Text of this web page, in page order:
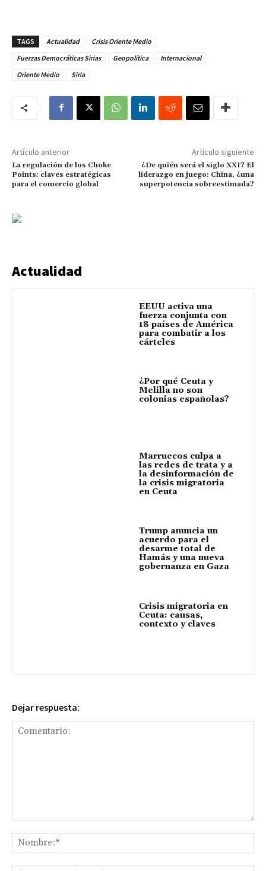
TAGS Actualidad
Crisis Oriente Medio
Fuerzas Democráticas Sirias
Geopolítica
Internacional
Oriente Medio
Siria
Artículo anterior
La regulación de los Choke
Points: claves estratégicas
para el comercio global
Artículo siguiente
¿De quién será el siglo XXI? El
liderazgo en juego: China, ¿una
superpotencia sobreestimada?
Actualidad
EEUU activa una
fuerza conjunta con
18 países de América
para combatir a los
cárteles
¿Por qué Ceuta y
Melilla no son
colonias españolas?
Marruecos culpa a
las redes de trata y a
la desinformación de
la crisis migratoria
en Ceuta
Trump anuncia un
acuerdo para el
desarme total de
Hamás y una nueva
gobernanza en Gaza
Crisis migratoria en
Ceuta: causas,
contexto y claves
Dejar respuesta: